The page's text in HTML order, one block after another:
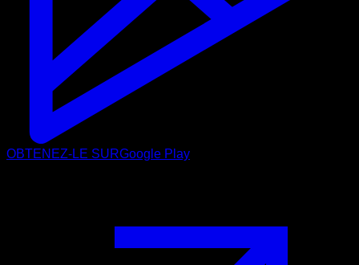
OBTENEZ-LE SURGoogle Play